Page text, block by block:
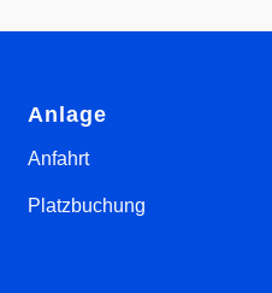
Anlage
Anfahrt
Platzbuchung